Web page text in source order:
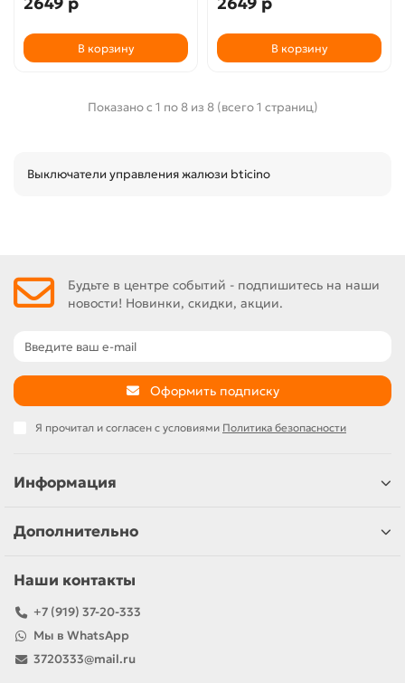
В корзину В корзину
Показано с 1 по 8 из 8 (всего 1 страниц)
Выключатели управления жалюзи bticino
Будьте в центре событий - подпишитесь на наши
новости! Новинки, скидки, акции.
Оформить подписку
Я прочитал и согласен с условиями Политика безопасности
Информация
Дополнительно
Наши контакты
+7 (919) 37-20-333
Мы в WhatsApp
3720333@mail.ru